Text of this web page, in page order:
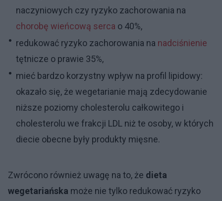
naczyniowych czy ryzyko zachorowania na
chorobę wieńcową serca o 40%,
redukować ryzyko zachorowania na nadciśnienie
tętnicze o prawie 35%,
mieć bardzo korzystny wpływ na profil lipidowy:
okazało się, że wegetarianie mają zdecydowanie
niższe poziomy cholesterolu całkowitego i
cholesterolu we frakcji LDL niż te osoby, w których
diecie obecne były produkty mięsne.
Zwrócono również uwagę na to, że dieta
wegetariańska może nie tylko redukować ryzyko